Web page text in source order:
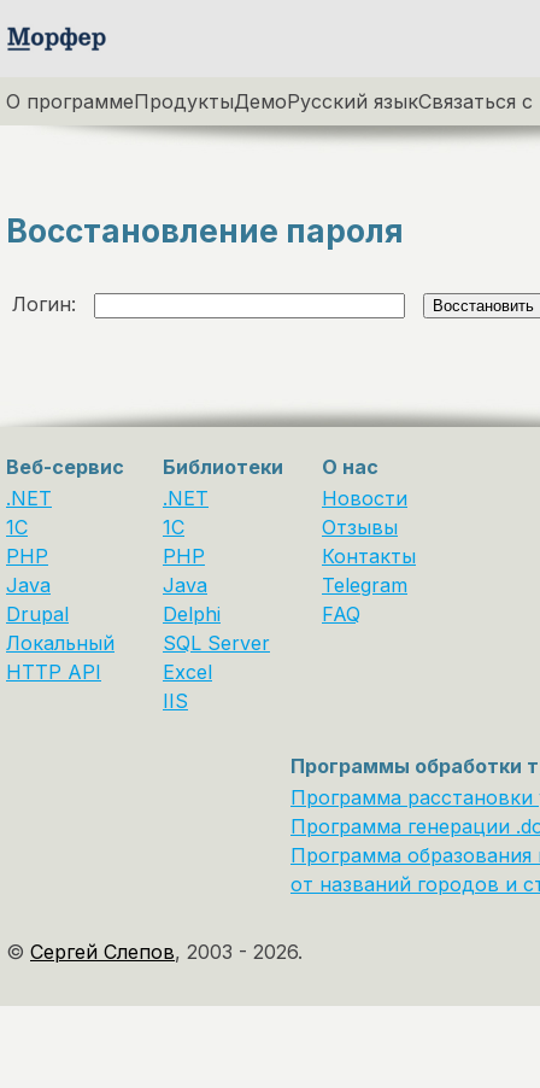
О программеПродуктыДемоРусский языкСвязаться
Восстановление пароля
Логин:
Веб-сервис
.NET
1C
PHP
Java
Drupal
Локальный
HTTP API
Библиотеки
.NET
1С
PHP
Java
Delphi
SQL Server
Excel
IIS
О нас
Новости
Отзывы
Контакты
Telegram
FAQ
Программы обработки
Программа расстановки
Программа генерации
Программа образования
от названий городов и
© Сергей Слепов, 2003 - 2026.